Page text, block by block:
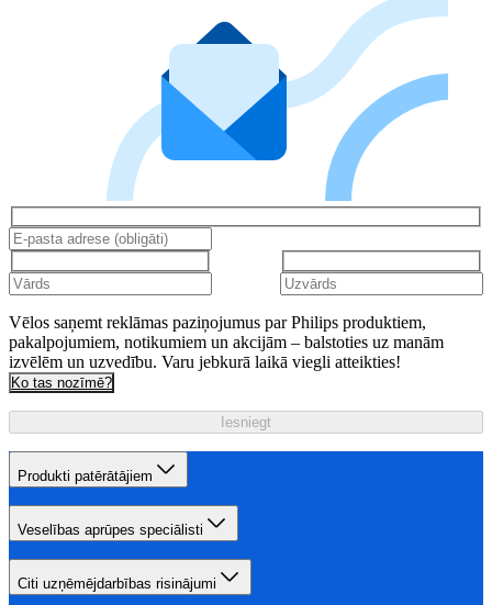
Vēlos saņemt reklāmas paziņojumus par Philips produktiem,
pakalpojumiem, notikumiem un akcijām – balstoties uz manām
izvēlēm un uzvedību. Varu jebkurā laikā viegli atteikties!
Ko tas nozīmē?
Iesniegt
Produkti patērātājiem
Veselības aprūpes speciālisti
Citi uzņēmējdarbības risinājumi